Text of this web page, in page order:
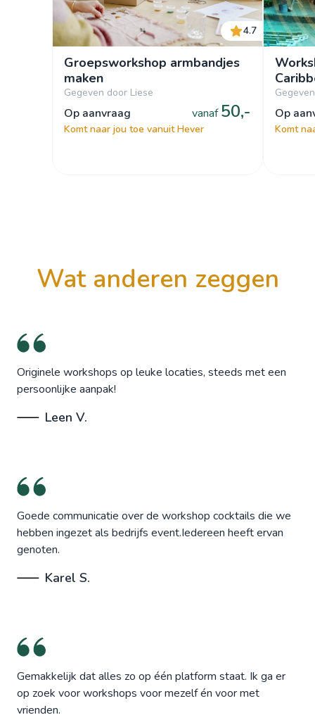
4.7
Groepsworkshop armbandjes
maken
Gegeven door Liese
op aanvraag vanaf 50,-
Komt naar jou toe vanuit Hever
op
Komt
wat anderen zeggen
Originele workshops op leuke locaties, steeds met een
persoonlijke aanpak!
Leen V.
Goede communicatie over de workshop cocktails die we
hebben ingezet als bedrijfs event.Iedereen heeft ervan
genoten.
Karel S.
Gemakkelijk dat alles zo op één platform staat. Ik ga er
op zoek voor workshops voor mezelf én voor met
vrienden.